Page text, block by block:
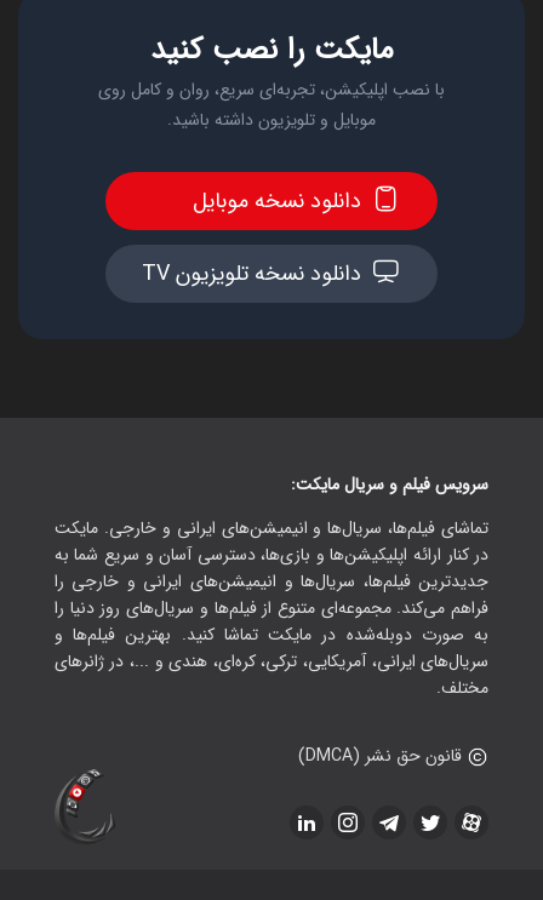
مایکت را نصب کنید
با نصب اپلیکیشن، تجربه‌ای سریع، روان و کامل روی
موبایل و تلویزیون داشته باشید.
دانلود نسخه موبایل
دانلود نسخه تلویزیون TV
سرویس فیلم و سریال مایکت:
تماشای فیلم‌ها، سریال‌ها و انیمیشن‌های ایرانی و خارجی. مایکت
در کنار ارائه اپلیکیشن‌ها و بازی‌ها، دسترسی آسان و سریع شما به
جدیدترین فیلم‌ها، سریال‌ها و انیمیشن‌های ایرانی و خارجی را
فراهم می‌کند. مجموعه‌ای متنوع از فیلم‌ها و سریال‌های روز دنیا را
به صورت دوبله‌شده در مایکت تماشا کنید. بهترین فیلم‌ها و
سریال‌های ایرانی، آمریکایی، ترکی، کره‌ای، هندی و ...، در ژانرهای
مختلف.
قانون حق نشر (DMCA)